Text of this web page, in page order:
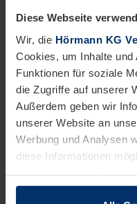
Diese Webseite
Wir, die Hörmann KG
Cookies, um Inhalte und
Funktionen für soziale
die Zugriffe auf unserer
Außerdem geben wir
unserer Website an
Werbung und Analysen
diese Informationen
sie im Rahmen Ihrer
Seitenteile
Durchgang